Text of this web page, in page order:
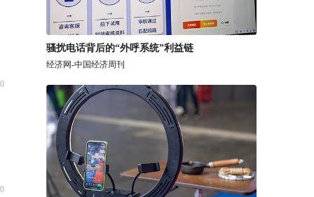
0
0
骚扰电话背后的“外呼系统”利益链
经济网-中国经济周刊